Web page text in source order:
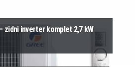
– zidni inverter komplet 2,7 kW